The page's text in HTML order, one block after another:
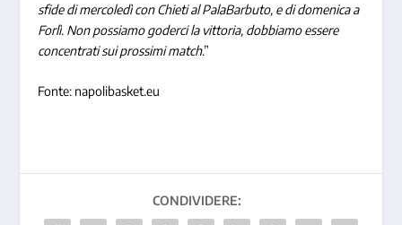
sfide di mercoledì con Chieti al PalaBarbuto, e di domenica a
Forlì. Non possiamo goderci la vittoria, dobbiamo essere
concentrati sui prossimi match.”
Fonte: napolibasket.eu
CONDIVIDERE: